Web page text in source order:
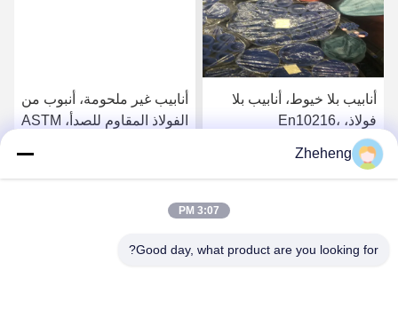
أنابيب بلا خيوط، أنابيب بلا
فولاذ، En10216،
SS304/316L، Od 88.9mm،
Sch40، أنابيب الغلاية
احصل على افضل سعر
أنابيب غير ملحومة، أنبوب من
الفولاذ المقاوم للصدأ، ASTM
الزمني 40، أنابيب الغلاياتاحصل على افضل سعر
Zheheng
3:07 PM
Good day, what product are you looking for?